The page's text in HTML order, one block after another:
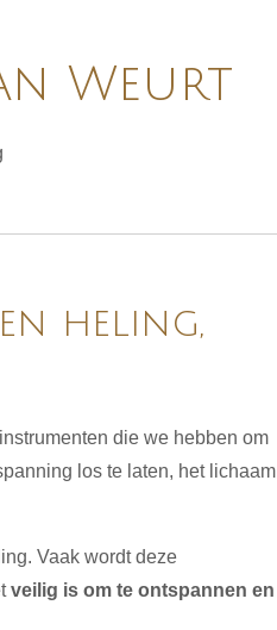
Weurt
heling,
die we hebben om
los te laten, het lichaam
Vaak wordt deze
veilig is om te ontspannen en